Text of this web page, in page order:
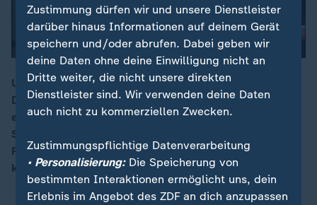
00:05
US-Präsident Barack Obama verabschiedet sich von
Deutschland. Sechsmal schaute er seit 2008 vorbei,
einmal als Präsidentschaftskandidat, fünfmal als
Staatsoberhaupt. Hier hat er gelernt, wie man eine
Parade abläuft. Und dass man Lederhosen kaufen
kann.
Zustimmung dürfen wir und unsere Dienstleister
darüber hinaus Informationen auf deinem Gerät
speichern und/oder abrufen. Dabei geben wir
deine Daten ohne deine Einwilligung nicht an
Dritte weiter, die nicht unsere direkten
Dienstleister sind. Wir verwenden deine Daten
auch nicht zu kommerziellen Zwecken.
Zustimmungspflichtige Datenverarbeitung
• Personalisierung:Die Speicherung von
bestimmten Interaktionen ermöglicht uns, dein
Erlebnis im Angebot des ZDF an dich anzupassen